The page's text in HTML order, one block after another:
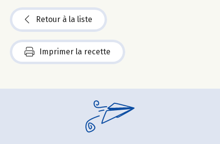
Retour à la liste
Imprimer la recette